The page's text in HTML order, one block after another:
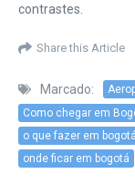
contrastes.
Share this Article
Marcado:
Como chegar em
o que fazer em bogotá
onde ficar em bogotá